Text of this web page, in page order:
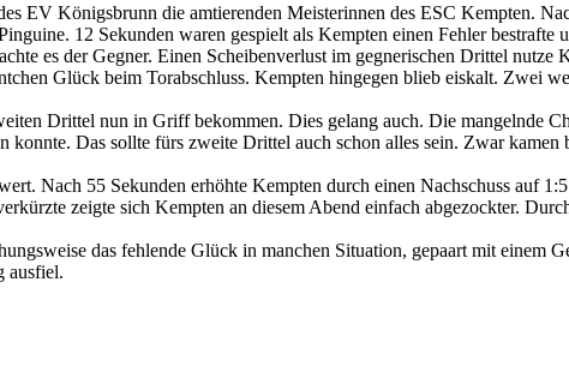
EV Königsbrunn die amtierenden Meisterinnen des ESC Kempten.
12 Sekunden waren gespielt als Kempten einen Fehler
es der Gegner. Einen Scheibenverlust im gegnerischen Drittel
Glück beim Torabschluss. Kempten hingegen blieb eiskalt. Zwei
Drittel nun in Griff bekommen. Dies gelang auch. Die mangelnde
Das sollte fürs zweite Drittel auch schon alles sein. Zwar
Nach 55 Sekunden erhöhte Kempten durch einen Nachschuss auf
zeigte sich Kempten an diesem Abend einfach abgezockter.
das fehlende Glück in manchen Situation, gepaart mit einem
ausfiel.